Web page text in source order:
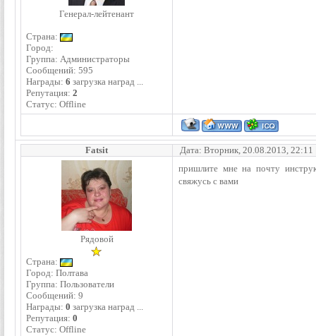
Генерал-лейтенант
Страна:
Город:
Группа: Администраторы
Сообщений: 595
Награды: 6 загрузка наград ...
Репутация: 2
Статус: Offline
Fatsit Дата: Вторник, 20.08.2013,
Рядовой
Страна:
Город: Полтава
Группа: Пользователи
Сообщений: 9
Награды: 0 загрузка наград ...
Репутация: 0
Статус: Offline
пришлите мне на почту
свяжусь с вами